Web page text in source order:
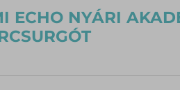
ECHO NYÁRI